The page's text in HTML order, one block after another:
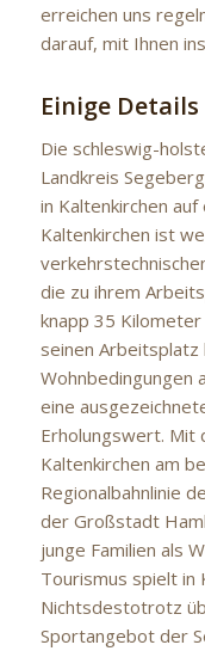
erreichen uns
darauf, mit Ihnen
Einige
Die schleswig-
Landkreis
in Kaltenkirchen
Kaltenkirchen ist
die zu ihrem
knapp 35
seinen
Wohnbedingungen
eine
Erholungswert. Mit
Kaltenkirchen am
Regionalbahnlinie
der Großstadt
junge Familien als
Tourismus spielt in
Nichtsdestotrotz
Sportangebot der